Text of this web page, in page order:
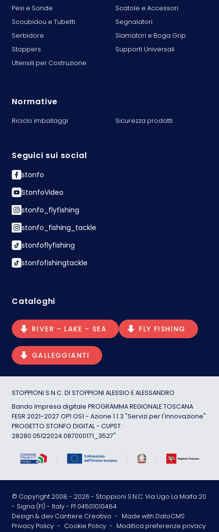
Pesi e Sonde
Scatole e Accessori
Scoubidou e Tubetti
Segnalatori
Serbidore
Slamatori e Boga Grip
Stoppers
Supporti Universali
Utensili per Costruzione
Normative
Riciclo imballaggi Sicurezza prodotti
Seguici sui social
stonfo
StonfoVideo
stonfo_flyfishing
stonfo_fishing_tackle
stonfoflyfishing
stonfofishingtackle
Cataloghi
RIVER - LAKE - SEA FLY FISHING
GALLEGGIANTI
STOPPIONI S.N.C. DI STOPPIONI ALESSIO E ALESSANDRO
Bando Impresa digitale PROGRAMMA REGIONALE TOSCANA
FESR 2021-2027 OP1 OS1 - Azione 1.1.3 "Servizi per l'innovazione"
PROGETTO STONFO DIGITAL - CUPST:
28280.05122024.087000171_3527"
© Copyright 2008 - 2026 - Stoppioni S.N.C. Via Ugo La Malfa 20
- Signa (FI) - Italy - PI 04501010484
Design & dev Cantiere Creativo - Made with DatoCMS
Privacy Policy - Cookie Policy - Modifica preferenze privacy